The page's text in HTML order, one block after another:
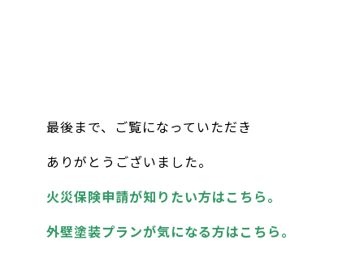
最後まで、ご覧になっていただき
ありがとうございました。
火災保険申請が知りたい方はこちら。
外壁塗装プランが気になる方はこちら。